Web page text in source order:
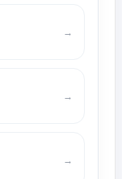
→
→
→